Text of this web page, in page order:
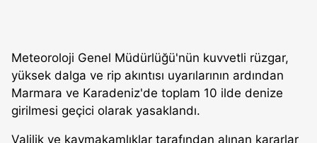
Meteoroloji Genel Müdürlüğü'nün kuvvetli rüzgar,
yüksek dalga ve rip akıntısı uyarılarının ardından
Marmara ve Karadeniz'de toplam 10 ilde denize
girilmesi geçici olarak yasaklandı.
Valilik ve kaymakamlıklar tarafından alınan kararlar